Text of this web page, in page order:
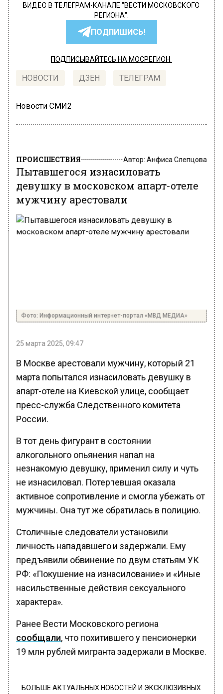
ВИДЕО В ТЕЛЕГРАМ-КАНАЛЕ "ВЕСТИ МОСКОВСКОГО
РЕГИОНА".
ПОДПИШИСЬ!
ПОДПИСЫВАЙТЕСЬ НА МОСРЕГИОН:
НОВОСТИ ДЗЕН ТЕЛЕГРАМ
Новости СМИ2
ПРОИСШЕСТВИЯ Автор: Анфиса Слепцова
Пытавшегося изнасиловать
девушку в московском апарт-отеле
мужчину арестовали
Фото: Информационный интернет-портал «МВД МЕДИА»
25 марта 2025, 09:47
В Москве арестовали мужчину, который 21
марта попытался изнасиловать девушку в
апарт-отеле на Киевской улице, сообщает
пресс-служба Следственного комитета
России.
В тот день фигурант в состоянии
алкогольного опьянения напал на
незнакомую девушку, применил силу и чуть
не изнасиловал. Потерпевшая оказала
активное сопротивление и смогла убежать от
мужчины. Она тут же обратилась в полицию.
Столичные следователи установили
личность нападавшего и задержали. Ему
предъявили обвинение по двум статьям УК
РФ: «Покушение на изнасилование» и «Иные
насильственные действия сексуального
характера».
Ранее Вести Московского региона
сообщали, что похитившего у пенсионерки
19 млн рублей мигранта задержали в Москве.
БОЛЬШЕ АКТУАЛЬНЫХ НОВОСТЕЙ И ЭКСКЛЮЗИВНЫХ